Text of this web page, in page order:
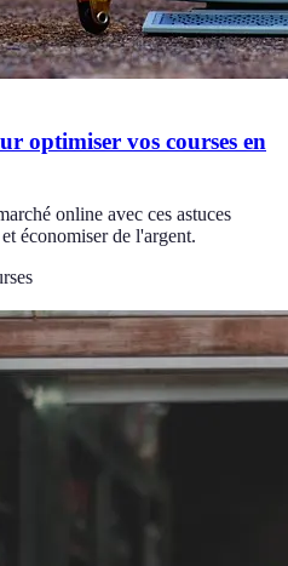
optimiser vos courses en
online avec ces astuces
économiser de l'argent.